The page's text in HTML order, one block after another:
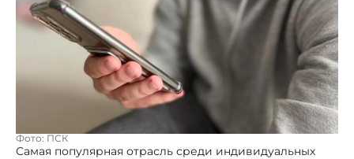
Фото: ПСК
Самая популярная отрасль среди индивидуальных